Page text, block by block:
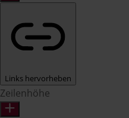
Links hervorheben
Zeilenhöhe